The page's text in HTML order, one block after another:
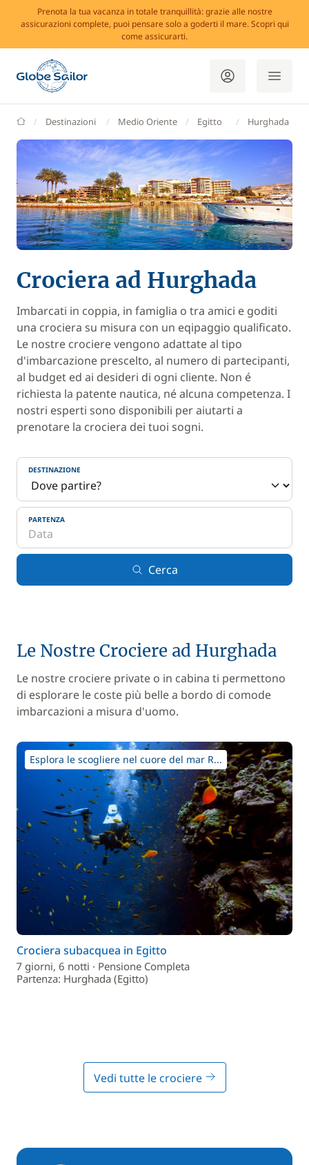
Prenota la tua vacanza in totale tranquillità: grazie alle nostre
assicurazioni complete, puoi pensare solo a goderti il mare. Scopri qui
come assicurarti.
GlobeSailor
Destinazioni Medio Oriente Egitto Hurghada
Crociera ad Hurghada
Imbarcati in coppia, in famiglia o tra amici e goditi
una crociera su misura con un eqipaggio qualificato.
Le nostre crociere vengono adattate al tipo
d'imbarcazione prescelto, al numero di partecipanti,
al budget ed ai desideri di ogni cliente. Non é
richiesta la patente nautica, né alcuna competenza. I
nostri esperti sono disponibili per aiutarti a
prenotare la crociera dei tuoi sogni.
DESTINAZIONE
PARTENZA
Cerca
Le Nostre Crociere ad Hurghada
Le nostre crociere private o in cabina ti permettono
di esplorare le coste più belle a bordo di comode
imbarcazioni a misura d'uomo.
Esplora le scogliere nel cuore del mar R...
Crociera subacquea in Egitto
7 giorni, 6 notti · Pensione Completa
Partenza: Hurghada (Egitto)
Vedi tutte le crociere